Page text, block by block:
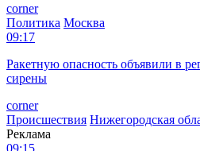
corner
Политика Москва
09:17
Ракетную опасность объявили в
сирены
corner
Происшествия Нижегородская
Реклама
09:15